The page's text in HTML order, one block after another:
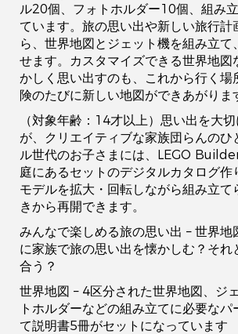
ル20個、フォトホルダー10個、組み
ています。旅の思い出や新しい旅行
ら、世界地図とジェット機を組み立
せます。カスタマイズできる世界地
かしく思い出すのも、これから行く場
険のたびに新しい地図ができあがりま
（対象年齢：14才以上）思い出を大
が、クリエイティブな家族団らんの
ル世代のお子さまには、LEGO
庭にあるセットのデジタルカタログ
モデルを拡大・回転しながら組み立
きから再開できます。
みんなで楽しめる旅の思い出 – 世界
に家族で旅の思い出を懐かしむ？そ
合う？
世界地図 – 4区分された世界地図、ジ
トホルダーなどの組み立てに必要な
て説明書5冊がセットになっています